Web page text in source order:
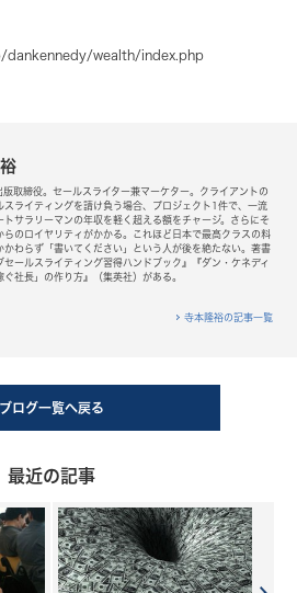
dankennedy/wealth/index.php
版取締役。セールスライター兼マーケター。クライアントの
スライティングを請け負う場合、プロジェクト1件で、一流
トサラリーマンの年収を軽く超える額をチャージ。さらにそ
らのロイヤリティがかかる。これほど日本で最高クラスの料
かわらず「書いてください」という人が後を絶たない。著書
セールスライティング習得ハンドブック』『ダン・ケネディ
ぐ社長」の作り方』（集英社）がある。
寺本隆裕の記事一覧
ブログ一覧へ戻る
最近の記事